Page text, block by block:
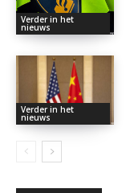
Verder in het
nieuws
Verder in het
nieuws